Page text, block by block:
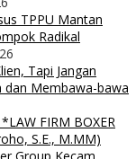
TPPU Mantan
Radikal
Tapi Jangan
dan Membawa-bawa
FIRM BOXER
S.E., M.MM)